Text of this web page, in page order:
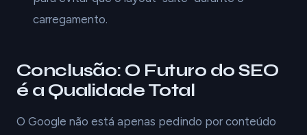
carregamento.
Conclusão: O Futuro do SEO
é a Qualidade Total
O Google não está apenas pedindo por conteúdo